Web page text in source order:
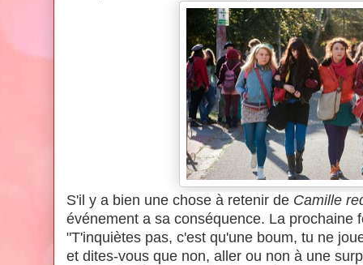
S'il y a bien une chose à retenir de Camille
événement a sa conséquence. La prochaine
"T'inquiètes pas, c'est qu'une boum, tu ne
et dites-vous que non, aller ou non à une